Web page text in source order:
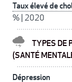
Taux élevé de
% 2020
TYPES DE
(SANTÉ
Dépression